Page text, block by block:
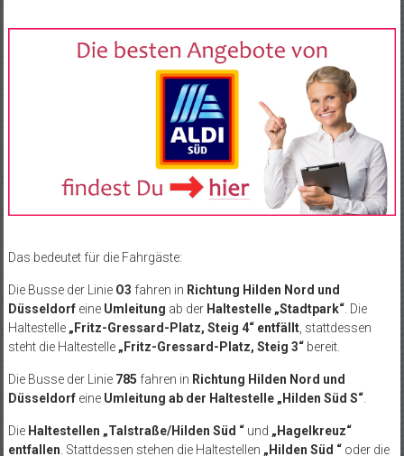
Das bedeutet für die Fahrgäste:
Die Busse der Linie O3 fahren in Richtung Hilden Nord und
Düsseldorfeine Umleitung ab der Haltestelle „Stadtpark“. Die
Haltestelle „Fritz-Gressard-Platz, Steig 4“ entfällt, stattdessen
steht die Haltestelle „Fritz-Gressard-Platz, Steig 3“bereit.
Die Busse der Linie 785 fahren in Richtung Hilden Nord und
Düsseldorfeine Umleitung ab der Haltestelle „Hilden Süd S“.
Die Haltestellen „Talstraße/Hilden Süd “und „Hagelkreuz“
entfallen . Stattdessen stehen die Haltestellen „Hilden Süd “oder die